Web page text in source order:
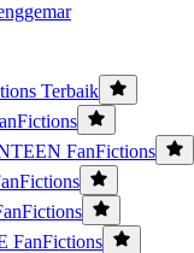
Terbaik
FanFictions
FanFictions